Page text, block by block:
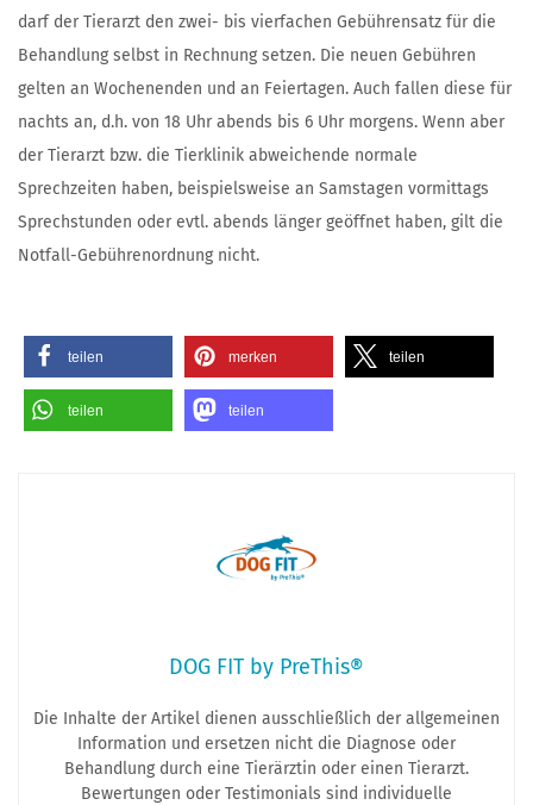
darf der Tierarzt den zwei- bis vierfachen Gebührensatz für die
Behandlung selbst in Rechnung setzen. Die neuen Gebühren
gelten an Wochenenden und an Feiertagen. Auch fallen diese für
nachts an, d.h. von 18 Uhr abends bis 6 Uhr morgens. Wenn aber
der Tierarzt bzw. die Tierklinik abweichende normale
Sprechzeiten haben, beispielsweise an Samstagen vormittags
Sprechstunden oder evtl. abends länger geöffnet haben, gilt die
Notfall-Gebührenordnung nicht.
teilen merken teilen
teilen teilen
DOG FIT by PreThis®
Die Inhalte der Artikel dienen ausschließlich der allgemeinen
Information und ersetzen nicht die Diagnose oder
Behandlung durch eine Tierärztin oder einen Tierarzt.
Bewertungen oder Testimonials sind individuelle